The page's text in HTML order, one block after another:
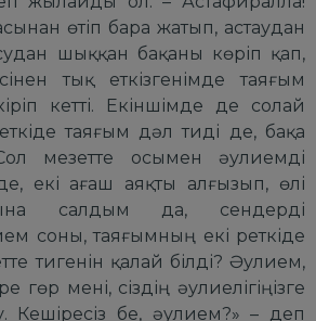
өтіп бара жатып, астаудан
шыққан бақаны көріп қап,
тық еткізгенімде таяғым
кетті. Екіншімде де солай
таяғым дәл тиді де, бақа
мезетте осымен әулиемді
екі ағаш аяқты алғызып, өлі
салдым да, сендерді
соны, таяғымның екі реткіде
тигенін қалай білді? Әулием,
гөр мені, сіздің әулиелігіңізге
Кешіресіз бе, әулием?» – деп